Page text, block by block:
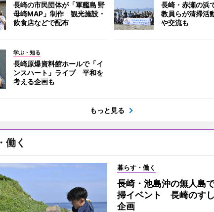
長崎の市民団体が「軍艦島 野
母崎MAP」制作 観光施設・
飲食店などで配布
長崎・赤瀬の浜
教員らが清掃
や交流も
学ぶ・知る
長崎原爆資料館ホールで「イ
ンスハート」ライブ 平和を
考える企画も
もっと見る
働く
暮らす・働く
長崎・池島沖の無人島
掃イベント 長崎のす
企画